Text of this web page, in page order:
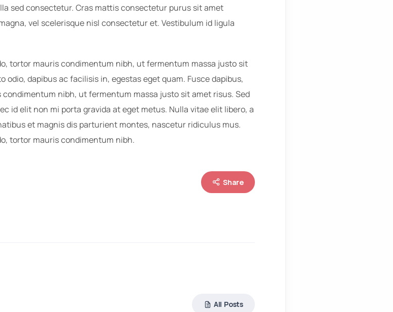
sed consectetur. Cras mattis consectetur purus sit amet
vel scelerisque nisl consectetur et. Vestibulum id ligula
tortor mauris condimentum nibh, ut fermentum massa justo sit
odio, dapibus ac facilisis in, egestas eget quam. Fusce dapibus,
nibh, ut fermentum massa justo sit amet risus. Sed
id elit non mi porta gravida at eget metus. Nulla vitae elit libero, a
et magnis dis parturient montes, nascetur ridiculus mus.
tortor mauris condimentum nibh.
Share
All Posts